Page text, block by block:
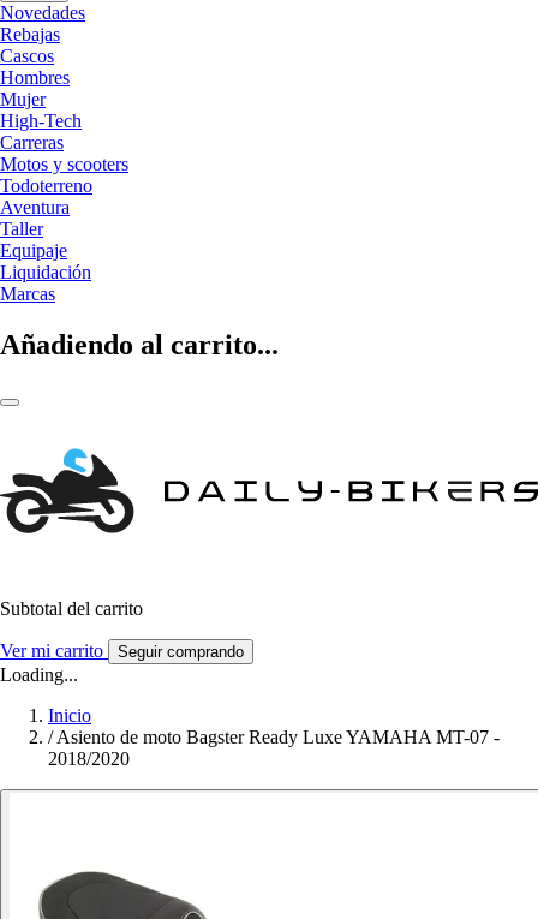
Novedades
Rebajas
Cascos
Hombres
Mujer
High-Tech
Carreras
Motos y scooters
Todoterreno
Aventura
Taller
Equipaje
Liquidación
Marcas
Añadiendo al carrito...
Subtotal del carrito
Ver mi carrito Seguir comprando
Loading...
Inicio
/ Asiento de moto Bagster Ready Luxe YAMAHA MT-07 -
2018/2020